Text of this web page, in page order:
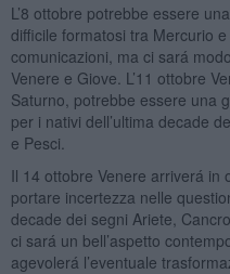
L’8 ottobre potrebbe essere
difficile formatosi tra Mercurio
comunicazioni, ma ci sará
Venere e Giove. L’11 ottobre
Saturno, potrebbe essere una
per i nativi dell’ultima decade
e Pesci.
Il 14 ottobre Venere arriverá in
portare incertezza nelle
decade dei segni Ariete,
ci sará un bell’aspetto
agevolerá l’eventuale